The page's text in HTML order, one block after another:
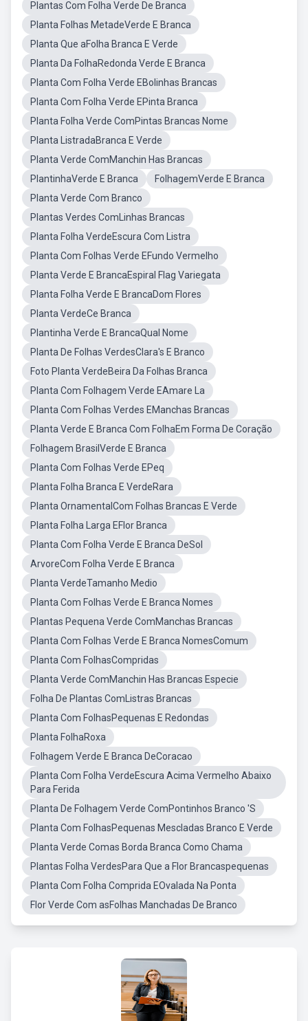
Plantas Com Folha Verde De Branca
Planta Folhas MetadeVerde E Branca
Planta Que aFolha Branca E Verde
Planta Da FolhaRedonda Verde E Branca
Planta Com Folha Verde EBolinhas Brancas
Planta Com Folha Verde EPinta Branca
Planta Folha Verde ComPintas Brancas Nome
Planta ListradaBranca E Verde
Planta Verde ComManchin Has Brancas
PlantinhaVerde E Branca
FolhagemVerde E Branca
Planta Verde Com Branco
Plantas Verdes ComLinhas Brancas
Planta Folha VerdeEscura Com Listra
Planta Com Folhas Verde EFundo Vermelho
Planta Verde E BrancaEspiral Flag Variegata
Planta Folha Verde E BrancaDom Flores
Planta VerdeCe Branca
Plantinha Verde E BrancaQual Nome
Planta De Folhas VerdesClara's E Branco
Foto Planta VerdeBeira Da Folhas Branca
Planta Com Folhagem Verde EAmare La
Planta Com Folhas Verdes EManchas Brancas
Planta Verde E Branca Com FolhaEm Forma De Coração
Folhagem BrasilVerde E Branca
Planta Com Folhas Verde EPeq
Planta Folha Branca E VerdeRara
Planta OrnamentalCom Folhas Brancas E Verde
Planta Folha Larga EFlor Branca
Planta Com Folha Verde E Branca DeSol
ArvoreCom Folha Verde E Branca
Planta VerdeTamanho Medio
Planta Com Folhas Verde E Branca Nomes
Plantas Pequena Verde ComManchas Brancas
Planta Com Folhas Verde E Branca NomesComum
Planta Com FolhasCompridas
Planta Verde ComManchin Has Brancas Especie
Folha De Plantas ComListras Brancas
Planta Com FolhasPequenas E Redondas
Planta FolhaRoxa
Folhagem Verde E Branca DeCoracao
Planta Com Folha VerdeEscura Acima Vermelho Abaixo
Para Ferida
Planta De Folhagem Verde ComPontinhos Branco 'S
Planta Com FolhasPequenas Mescladas Branco E Verde
Planta Verde Comas Borda Branca Como Chama
Plantas Folha VerdesPara Que a Flor Brancaspequenas
Planta Com Folha Comprida EOvalada Na Ponta
Flor Verde Com asFolhas Manchadas De Branco